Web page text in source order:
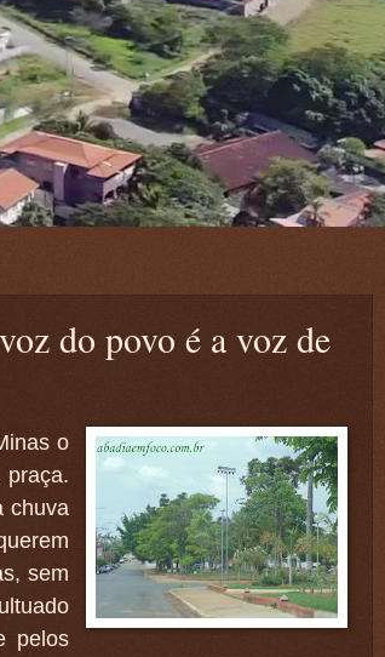
do povo é a voz de
o
chuva
sem
pelos